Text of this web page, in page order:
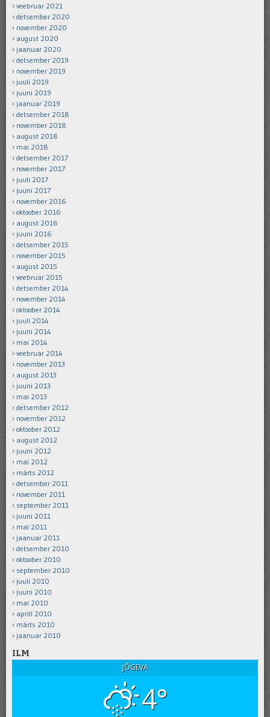
veebruar 2021
detsember 2020
november 2020
august 2020
jaanuar 2020
detsember 2019
november 2019
juuli 2019
juuni 2019
jaanuar 2019
detsember 2018
november 2018
august 2018
mai 2018
detsember 2017
november 2017
juuli 2017
juuni 2017
november 2016
oktoober 2016
august 2016
juuni 2016
detsember 2015
november 2015
august 2015
veebruar 2015
detsember 2014
november 2014
oktoober 2014
juuli 2014
juuni 2014
mai 2014
veebruar 2014
november 2013
august 2013
juuni 2013
mai 2013
detsember 2012
november 2012
oktoober 2012
august 2012
juuni 2012
mai 2012
märts 2012
detsember 2011
november 2011
september 2011
juuni 2011
mai 2011
jaanuar 2011
detsember 2010
oktoober 2010
september 2010
juuli 2010
juuni 2010
mai 2010
aprill 2010
märts 2010
jaanuar 2010
ILM
JÕGEVA
4°